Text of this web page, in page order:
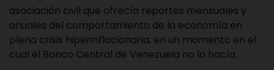
asociación civil que ofrecía reportes mensuales y
anuales del comportamiento de la economía en
plena crisis hiperinflacionaria, en un momento en el
cual el Banco Central de Venezuela no lo hacía.